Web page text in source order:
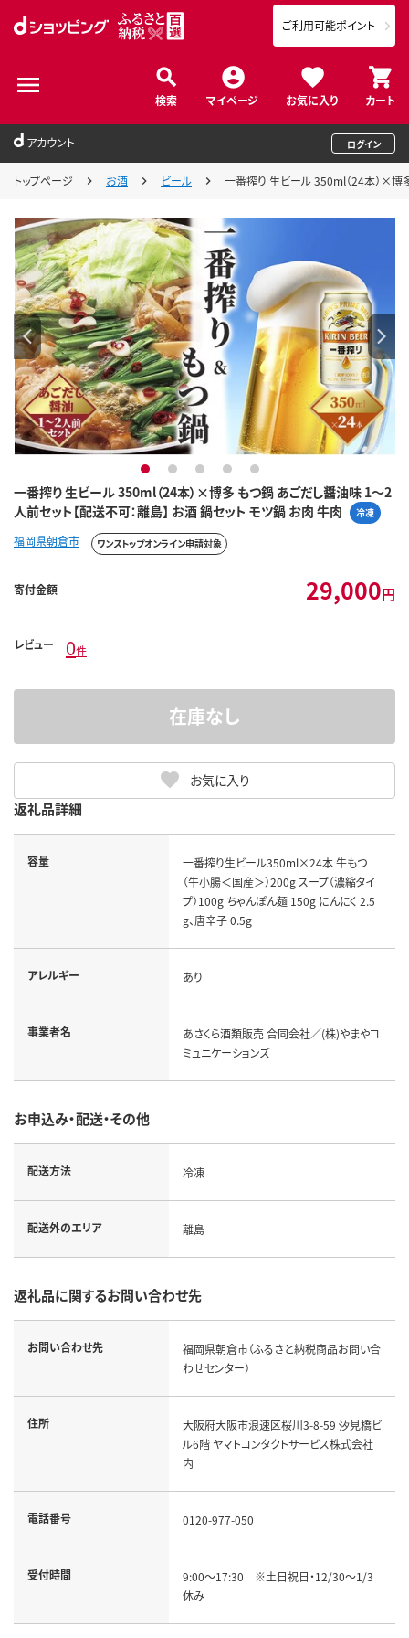
検索 マイページ お気に入り カート
ご利用可能ポイント
アカウント ログイン
トップページ お酒 ビール 一番搾り 生ビール 350ml（24本）×博
一番搾り 生ビール 350ml（24本）×博多 もつ鍋 あごだし醤油味 1～2
人前セット【配送不可：離島】 お酒 鍋セット モツ鍋 お肉 牛肉
冷凍
1 2 3 4 5
福岡県朝倉市 ワンストップオンライン申請対象
寄付金額 29,000円
レビュー 0件
お気に入り
在庫なし
返礼品詳細
容量
一番搾り生ビール350ml×24本 牛もつ
（牛小腸＜国産＞）200g スープ（濃縮タイ
プ）100g ちゃんぽん麺 150g にんにく 2.5
g、唐辛子 0.5g
アレルギー あり
事業者名
あさくら酒類販売 合同会社／(株)やまやコ
ミュニケーションズ
お申込み・配送・その他
配送方法 冷凍
配送外のエリア 離島
返礼品に関するお問い合わせ先
お問い合わせ先
福岡県朝倉市（ふるさと納税商品お問い合
わせセンター）
住所
大阪府大阪市浪速区桜川3-8-59 汐見橋ビ
ル6階 ヤマトコンタクトサービス株式会社
内
電話番号 0120-977-050
受付時間
9:00～17:30 ※土日祝日・12/30～1/3
休み